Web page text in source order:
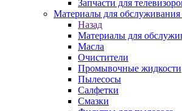
Запчасти для
Материалы для
Назад
Материалы для
Масла
Очистители
Промывочные жидкости
Пылесосы
Салфетки
Смазки